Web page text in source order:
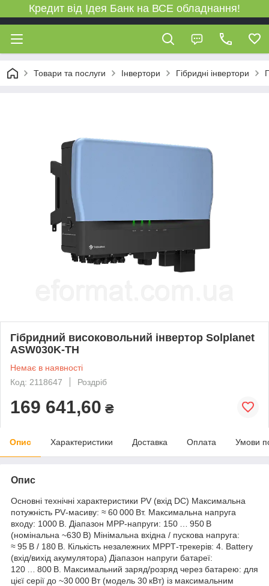
Кредит від Ідея Банк на ВСЕ обладнання!
Товари та послуги Інвертори Гібридні інвертори
Гібридний високовольний інвертор Solplanet
ASW030K-TH
Немає в наявності
Код: 2118647
Роздріб
169 641,60 ₴
Опис Характеристики Доставка Оплата Умови
Опис
Основні технічні характеристики PV (вхід DC) Максимальна
потужність PV‑масиву: ≈ 60 000 Вт. Максимальна напруга
входу: 1000 В. Діапазон MPP‑напруги: 150 … 950 В
(номінальна ~630 В) Мінімальна вхідна / пускова напруга:
≈ 95 В / 180 В. Кількість незалежних MPPT‑трекерів: 4. Battery
(вхід/вихід акумулятора) Діапазон напруги батареї:
120 … 800 В. Максимальний заряд/розряд через батарею: для
цієї серії до ~30 000 Вт (модель 30 кВт) із максимальним